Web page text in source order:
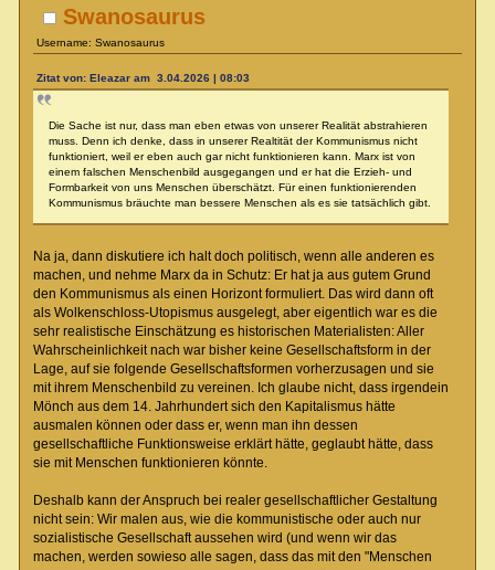
Swanosaurus
Username: Swanosaurus
Zitat von: Eleazar am 3.04.2026 | 08:03
Die Sache ist nur, dass man eben etwas von unserer Realität abstrahieren
muss. Denn ich denke, dass in unserer Realtität der Kommunismus nicht
funktioniert, weil er eben auch gar nicht funktionieren kann. Marx ist von
einem falschen Menschenbild ausgegangen und er hat die Erzieh- und
Formbarkeit von uns Menschen überschätzt. Für einen funktionierenden
Kommunismus bräuchte man bessere Menschen als es sie tatsächlich gibt.
Na ja, dann diskutiere ich halt doch politisch, wenn alle anderen es
machen, und nehme Marx da in Schutz: Er hat ja aus gutem Grund
den Kommunismus als einen Horizont formuliert. Das wird dann oft
als Wolkenschloss-Utopismus ausgelegt, aber eigentlich war es die
sehr realistische Einschätzung es historischen Materialisten: Aller
Wahrscheinlichkeit nach war bisher keine Gesellschaftsform in der
Lage, auf sie folgende Gesellschaftsformen vorherzusagen und sie
mit ihrem Menschenbild zu vereinen. Ich glaube nicht, dass irgendein
Mönch aus dem 14. Jahrhundert sich den Kapitalismus hätte
ausmalen können oder dass er, wenn man ihn dessen
gesellschaftliche Funktionsweise erklärt hätte, geglaubt hätte, dass
sie mit Menschen funktionieren könnte.
Deshalb kann der Anspruch bei realer gesellschaftlicher Gestaltung
nicht sein: Wir malen aus, wie die kommunistische oder auch nur
sozialistische Gesellschaft aussehen wird (und wenn wir das
machen, werden sowieso alle sagen, dass das mit den "Menschen